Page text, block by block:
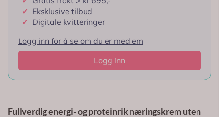
✓ Eksklusive tilbud
✓ Digitale kvitteringer
Logg inn for å se om du er medlem
Logg inn
Fullverdig energi- og proteinrik næringskrem uten